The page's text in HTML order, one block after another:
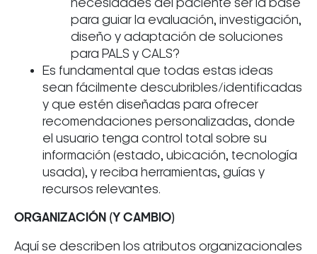
necesidades del paciente ser la base
para guiar la evaluación, investigación,
diseño y adaptación de soluciones
para PALS y CALS?
Es fundamental que todas estas ideas
sean fácilmente descubribles/identificadas
y que estén diseñadas para ofrecer
recomendaciones personalizadas, donde
el usuario tenga control total sobre su
información (estado, ubicación, tecnología
usada), y reciba herramientas, guías y
recursos relevantes.
ORGANIZACIÓN (Y CAMBIO)
Aquí se describen los atributos organizacionales